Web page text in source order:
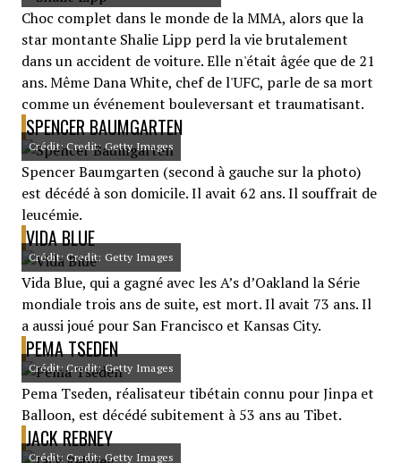
Choc complet dans le monde de la MMA, alors que la
star montante Shalie Lipp perd la vie brutalement
dans un accident de voiture. Elle n'était âgée que de 21
ans. Même Dana White, chef de l'UFC, parle de sa mort
comme un événement bouleversant et traumatisant.
SPENCER BAUMGARTEN
Crédit: Credit: Getty Images
Spencer Baumgarten (second à gauche sur la photo)
est décédé à son domicile. Il avait 62 ans. Il souffrait de
leucémie.
VIDA BLUE
Crédit: Credit: Getty Images
Vida Blue, qui a gagné avec les A’s d’Oakland la Série
mondiale trois ans de suite, est mort. Il avait 73 ans. Il
a aussi joué pour San Francisco et Kansas City.
PEMA TSEDEN
Crédit: Credit: Getty Images
Pema Tseden, réalisateur tibétain connu pour Jinpa et
Balloon, est décédé subitement à 53 ans au Tibet.
JACK REBNEY
Crédit: Credit: Getty Images